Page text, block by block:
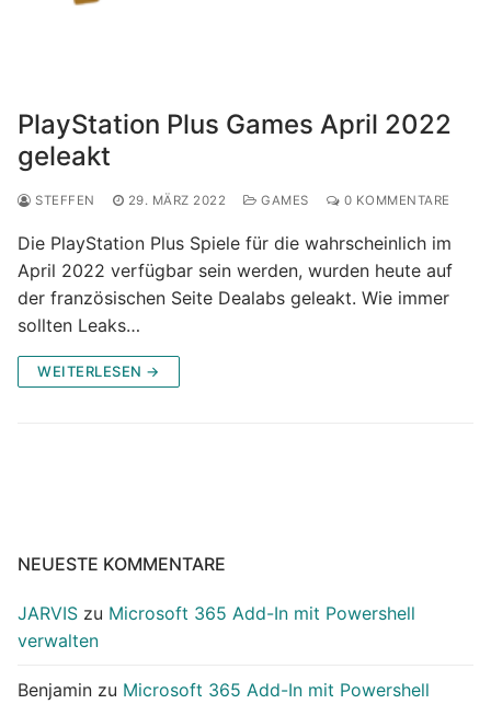
PlayStation Plus Games April 2022
geleakt
STEFFEN 29. MÄRZ 2022 GAMES 0 KOMMENTARE
Die PlayStation Plus Spiele für die wahrscheinlich im
April 2022 verfügbar sein werden, wurden heute auf
der französischen Seite Dealabs geleakt. Wie immer
sollten Leaks…
WEITERLESEN →
NEUESTE KOMMENTARE
JARVIS zu Microsoft 365 Add-In mit Powershell
verwalten
Benjamin zu Microsoft 365 Add-In mit Powershell